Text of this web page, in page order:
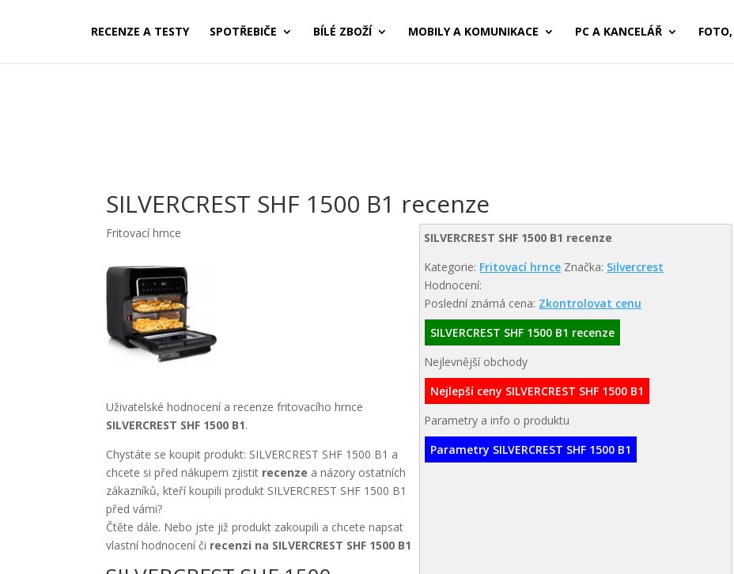
RECENZE A TESTY SPOTŘEBIČE BÍLÉ ZBOŽÍ MOBILY A KOMUNIKACE PC A KANCELÁŘ
SILVERCREST SHF 1500 B1 recenze
SILVERCREST SHF 1500 B1 recenze
Kategorie: Fritovací hrnce Značka: Silvercrest
Hodnocení:
Poslední známá cena: Zkontrolovat cenu
SILVERCREST SHF 1500 B1 recenze
Nejlevnější obchody
Nejlepší ceny SILVERCREST SHF 1500 B1
Parametry a info o produktu
Parametry SILVERCREST SHF 1500 B1
Fritovací hrnce
Uživatelské hodnocení a recenze fritovacího hrnce
SILVERCREST SHF 1500 B1.
Chystáte se koupit produkt: SILVERCREST SHF 1500 B1 a
chcete si před nákupem zjistit recenze a názory ostatních
zákazníků, kteří koupili produkt SILVERCREST SHF 1500 B1
před vámi?
Čtěte dále. Nebo jste již produkt zakoupili a chcete napsat
vlastní hodnocení či recenzi na SILVERCREST SHF 1500 B1